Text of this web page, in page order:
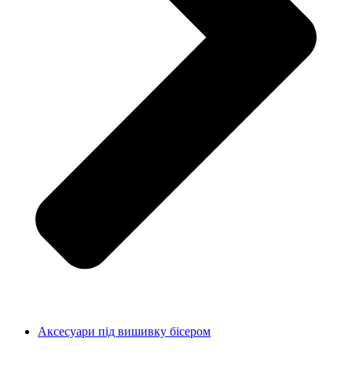
Аксесуари під вишивку бісером